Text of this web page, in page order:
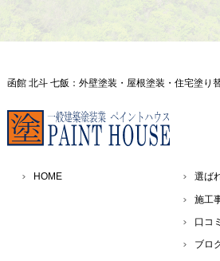
函館 北斗 七飯：外壁塗装・屋根塗装・住宅塗り
HOME 選ば
施工
口コミ
ブロ